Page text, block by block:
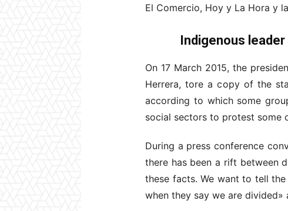
El Comercio, Hoy y La Hora y
Indigenous
On 17 March 2015, the
Herrera, tore a copy of the
according to which some
social sectors to protest some
During a press conference
there has been a rift between
these facts. We want to tell
when they say we are